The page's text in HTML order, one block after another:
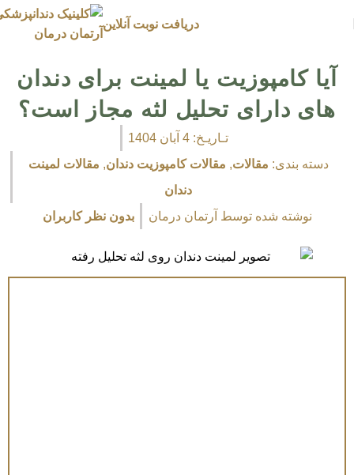
دریافت نوبت آنلاین
آیا کامپوزیت یا لمینت برای دندان
های دارای تحلیل لثه مجاز است؟
تـاریـخ: 4 آبان 1404
دسته بندی: مقالات, مقالات کامپوزیت دندان, مقالات لمینت
دندان
نوشته شده توسط آرتمان درمان بدون نظر کاربران